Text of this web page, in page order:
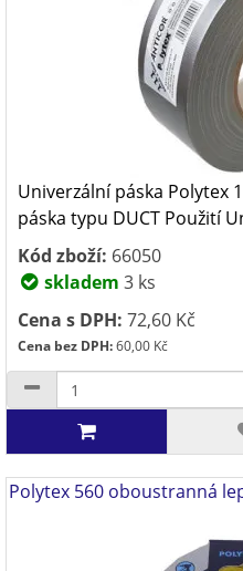
Univerzální páska Polytex
páska typu DUCT Použití
Kód zboží: 66050
skladem 3 ks
Cena s DPH: 72,60 Kč
Cena bez DPH:60,00 Kč
Polytex 560 oboustranná